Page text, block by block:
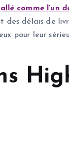
comme l’un
délais de
pour leur